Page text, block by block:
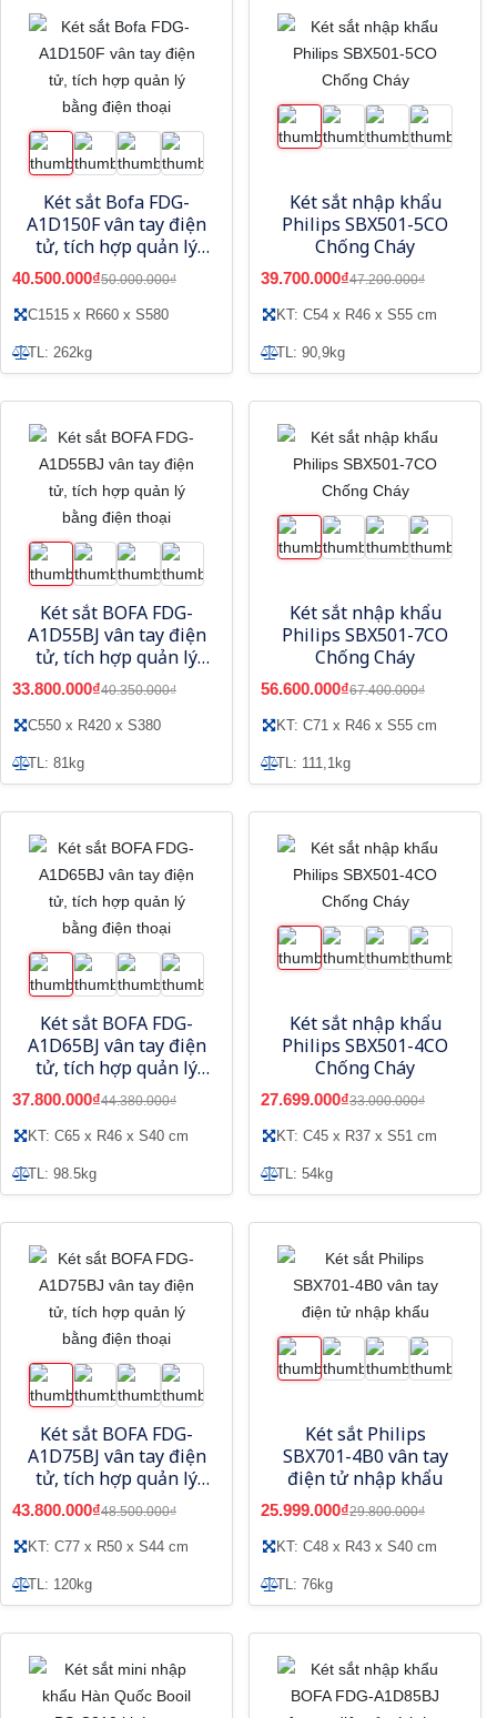
Két sắt Bofa FDG-
A1D150F vân tay điện
tử, tích hợp quản lý
bằng điện thoại
40.500.000₫50.000.000₫
C1515 x R660 x S580
TL: 262kg
Két sắt nhập khẩu
Philips SBX501-5CO
Chống Cháy
39.700.000₫47.200.000₫
KT: C54 x R46 x S55 cm
TL: 90,9kg
Két sắt BOFA FDG-
A1D55BJ vân tay điện
tử, tích hợp quản lý
bằng điện thoại
33.800.000₫40.350.000₫
C550 x R420 x S380
TL: 81kg
Két sắt nhập khẩu
Philips SBX501-7CO
Chống Cháy
56.600.000₫67.400.000₫
KT: C71 x R46 x S55 cm
TL: 111,1kg
Két sắt BOFA FDG-
A1D65BJ vân tay điện
tử, tích hợp quản lý
bằng điện thoại
37.800.000₫44.380.000₫
KT: C65 x R46 x S40 cm
TL: 98.5kg
Két sắt nhập khẩu
Philips SBX501-4CO
Chống Cháy
27.699.000₫33.000.000₫
KT: C45 x R37 x S51 cm
TL: 54kg
Két sắt BOFA FDG-
A1D75BJ vân tay điện
tử, tích hợp quản lý
bằng điện thoại
43.800.000₫48.500.000₫
KT: C77 x R50 x S44 cm
TL: 120kg
Két sắt Philips
SBX701-4B0 vân tay
điện tử nhập khẩu
25.999.000₫29.800.000₫
KT: C48 x R43 x S40 cm
TL: 76kg